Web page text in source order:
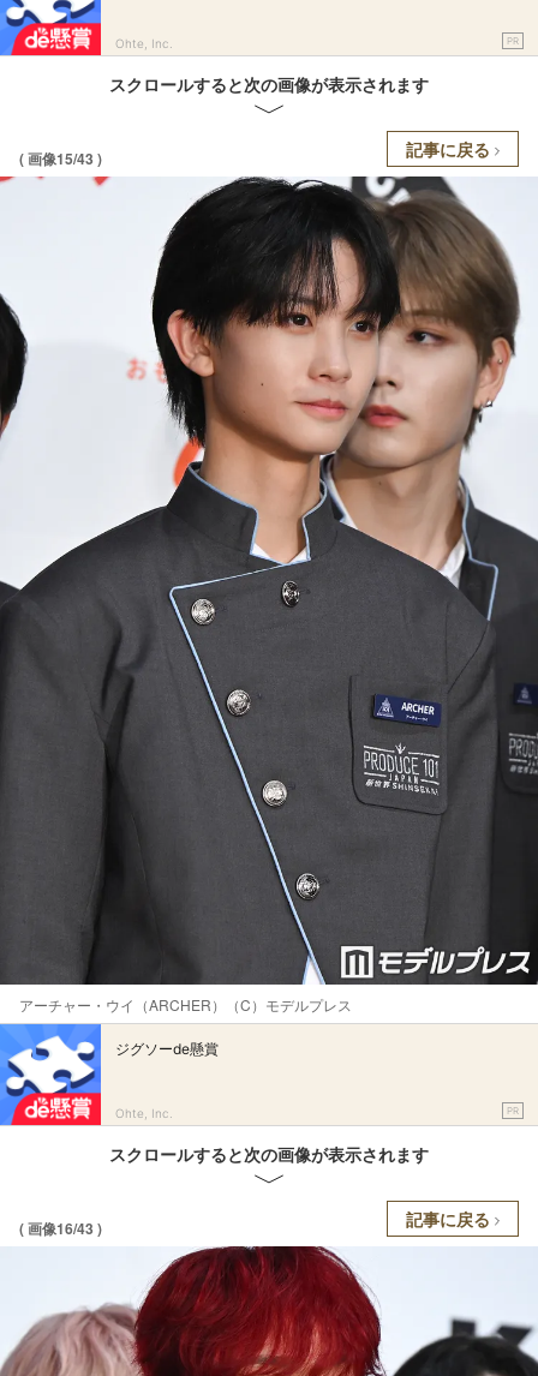
Ohte, Inc. PR
スクロールすると次の画像が表示されます
( 画像15/43 ) 記事に戻る
アーチャー・ウイ（ARCHER）（C）モデルプレス
ジグソーde懸賞
Ohte, Inc. PR
スクロールすると次の画像が表示されます
( 画像16/43 ) 記事に戻る